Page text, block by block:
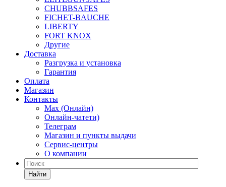
CHUBBSAFES
FICHET-BAUCHE
LIBERTY
FORT KNOX
Другие
Доставка
Разгрузка и установка
Гарантия
Оплата
Магазин
Контакты
Max (Онлайн)
Онлайн-чатети)
Телеграм
Магазин и пункты выдачи
Сервис-центры
О компании
Найти